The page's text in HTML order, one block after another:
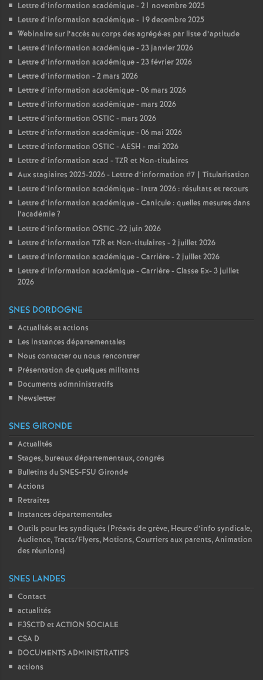
Lettre d’information académique - 21 novembre 2025
Lettre d’information académique - 19 decembre 2025
Webinaire sur l’accès au corps des agrégé·es par liste d’aptitude
Lettre d’information académique - 23 janvier 2026
Lettre d’information académique - 23 février 2026
Lettre d’information - 2 mars 2026
Lettre d’information académique - 06 mars 2026
Lettre d’information académique - mars 2026
Lettre d’information OSTIC - mars 2026
Lettre d’information académique - 06 mai 2026
Lettre d’information OSTIC - AESH - mai 2026
Lettre d’information acad - TZR et Non-titulaires
Aux stagiaires 2025-2026 - Lettre d’information #7 | Titularisation
Lettre d’information académique - Intra 2026 : résultats et recours
Lettre d’information académique - Canicule : quelles mesures dans
l’académie?
Lettre d’information OSTIC -22 juin 2026
Lettre d’information TZR et Non-titulaires - 2 juillet 2026
Lettre d’information académique - Carrière - 2 juillet 2026
Lettre d’information académique - Carrière - Classe Ex- 3 juillet
2026
SNES DORDOGNE
Actualités et actions
Les instances départementales
Nous contacter ou nous rencontrer
Présentation de quelques militants
Documents admninistratifs
Newsletter
SNES GIRONDE
Actualités
Stages, bureaux départementaux, congrès
Bulletins du SNES-FSU Gironde
Actions
Retraites
Instances départementales
Outils pour les syndiqués (Préavis de grève, Heure d’info syndicale,
Audience, Tracts/Flyers, Motions, Courriers aux parents, Animation
des réunions)
SNES LANDES
Contact
actualités
F3SCTD et ACTION SOCIALE
CSA D
DOCUMENTS ADMINISTRATIFS
actions